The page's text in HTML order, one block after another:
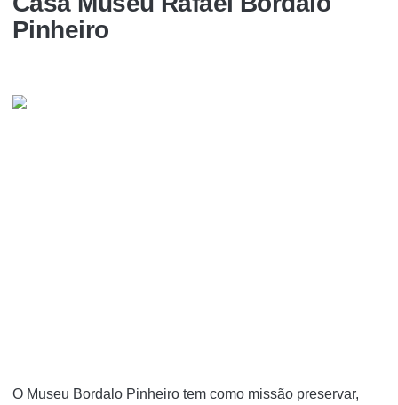
Pinheiro
O Museu Bordalo Pinheiro tem como missão preservar,